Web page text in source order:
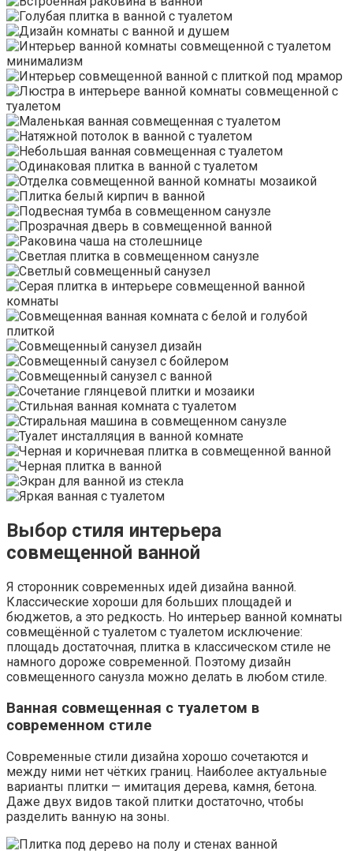
Выбор стиля интерьера
совмещенной ванной
Я сторонник современных идей дизайна ванной.
Классические хороши для больших площадей и
бюджетов, а это редкость. Но интерьер ванной комнаты
совмещённой с туалетом с туалетом исключение:
площадь достаточная, плитка в классическом стиле не
намного дороже современной. Поэтому дизайн
совмещенного санузла можно делать в любом стиле.
Ванная совмещенная с туалетом в
современном стиле
Современные стили дизайна хорошо сочетаются и
между ними нет чётких границ. Наиболее актуальные
варианты плитки — имитация дерева, камня, бетона.
Даже двух видов такой плитки достаточно, чтобы
разделить ванную на зоны.